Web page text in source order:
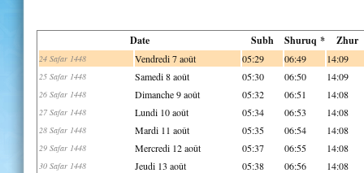
Date Subh Shuruq * Zhur
24 Safar 1448 Vendredi 7 août 05:29 06:49 14:09
25 Safar 1448 Samedi 8 août 05:30 06:50 14:09
26 Safar 1448 Dimanche 9 août 05:32 06:51 14:08
27 Safar 1448 Lundi 10 août 05:34 06:53 14:08
28 Safar 1448 Mardi 11 août 05:35 06:54 14:08
29 Safar 1448 Mercredi 12 août 05:37 06:55 14:08
30 Safar 1448 Jeudi 13 août 05:38 06:56 14:08